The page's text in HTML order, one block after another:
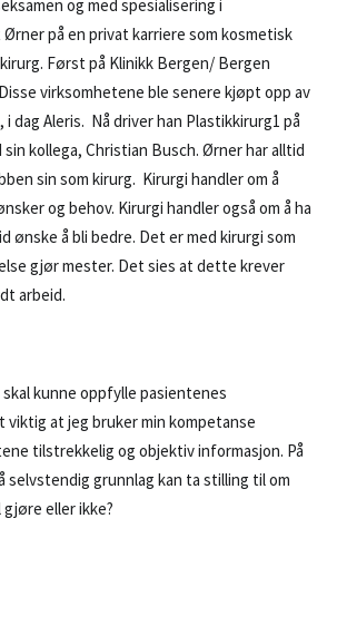
og med spesialisering i
på en privat karriere som kosmetisk
Først på Klinikk Bergen/ Bergen
virksomhetene ble senere kjøpt opp av
i dag Aleris. Nå driver han Plastikkirurg1 på
sin kollega, Christian Busch. Ørner har alltid
sin som kirurg. Kirurgi handler om å
og behov. Kirurgi handler også om å ha
ønske å bli bedre. Det er med kirurgi som
gjør mester. Det sies at dette krever
arbeid.
kunne oppfylle pasientenes
at jeg bruker min kompetanse
tilstrekkelig og objektiv informasjon. På
selvstendig grunnlag kan ta stilling til om
eller ikke?